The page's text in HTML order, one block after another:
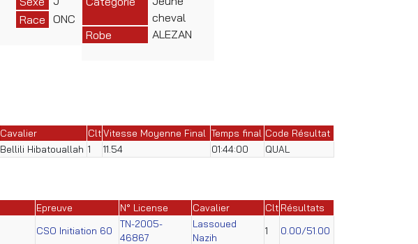
Race ONC
cheval
Robe
ALEZAN
Cavalier CltVitesse Moyenne Final Temps final Code Résultat
Bellili Hibatouallah 1 11.54 01:44:00 QUAL
Epreuve N° License Cavalier Clt Résultats
CSO Initiation 60
TN-2005-
46867
Lassoued
Nazih
1 0.00/51.00